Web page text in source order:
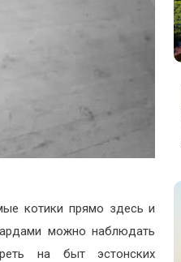
котики прямо здесь и
можно наблюдать
на быт эстонских